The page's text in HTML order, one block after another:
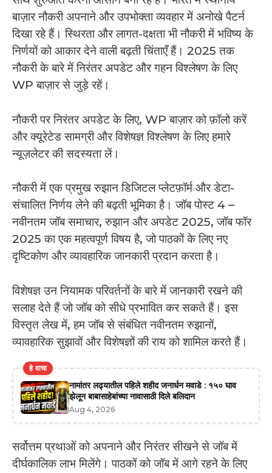
बाज़ार नौकरी अपनाने और उपभोक्ता व्यवहार में अनोखे पैटर्न
दिखा रहे हैं। स्थिरता और लागत-दक्षता भी नौकरी में भविष्य के
निर्णयों को आकार देने वाली बढ़ती चिंताएँ हैं। 2025 तक
नौकरी के बारे में निरंतर अपडेट और गहन विश्लेषण के लिए
WP बाज़ार से जुड़े रहें।
नौकरी पर निरंतर अपडेट के लिए, WP बाज़ार को फ़ॉलो करें
और क्यूरेटेड सामग्री और विशेषज्ञ विश्लेषण के लिए हमारे
न्यूज़लेटर की सदस्यता लें।
नौकरी में एक प्रमुख रुझान डिजिटल प्लेटफ़ॉर्म और डेटा-
संचालित निर्णय लेने की बढ़ती भूमिका है। जॉब पोस्ट 4 –
नवीनतम जॉब समाचार, रुझान और अपडेट 2025, जॉब फॉर
2025 का एक महत्वपूर्ण विषय है, जो पाठकों के लिए नए
दृष्टिकोण और व्यावहारिक जानकारी प्रदान करता है।
विशेषज्ञ उन नियामक परिवर्तनों के बारे में जानकारी रखने की
सलाह देते हैं जो जॉब को सीधे प्रभावित कर सकते हैं। इस
विस्तृत लेख में, हम जॉब से संबंधित नवीनतम रुझानों,
व्यावहारिक सुझावों और विशेषज्ञों की राय को शामिल करते हैं।
हे वाचा
नामांतर लढ्यातील पहिले शहीद जनार्धन मवाडे : १५० घाव
झेलून बाबासाहेबांच्या नावासाठी दिले बलिदान
Aug 4, 2026
सर्वोत्तम प्रथाओं को अपनाने और निरंतर सीखने से जॉब में
दीर्घकालिक लाभ मिलेंगे। पाठकों को जॉब में आगे रहने के लिए